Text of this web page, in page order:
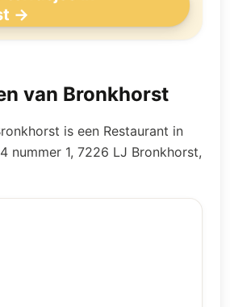
→
van Bronkhorst
is een Restaurant in
nummer 1, 7226 LJ Bronkhorst,